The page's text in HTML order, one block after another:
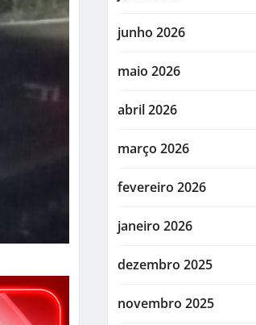
junho 2026
maio 2026
abril 2026
março 2026
fevereiro 2026
janeiro 2026
dezembro 2025
novembro 2025